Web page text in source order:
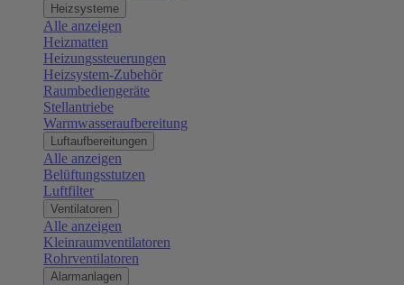
Heizsysteme
Alle anzeigen
Heizmatten
Heizungssteuerungen
Heizsystem-Zubehör
Raumbediengeräte
Stellantriebe
Warmwasseraufbereitung
Luftaufbereitungen
Alle anzeigen
Belüftungsstutzen
Luftfilter
Ventilatoren
Alle anzeigen
Kleinraumventilatoren
Rohrventilatoren
Alarmanlagen